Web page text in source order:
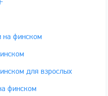
финском
для взрослых
финском